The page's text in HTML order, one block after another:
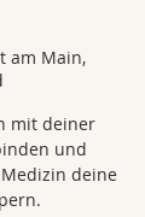
am Main,
mit deiner
und
deine